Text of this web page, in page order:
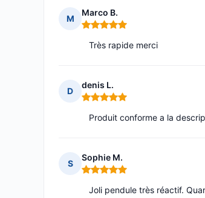
M
Marco B.
Note : 5 sur 5
Très rapide merci
D
denis L.
Note : 5 sur 5
Produit conforme a la
S
Sophie M.
Note : 5 sur 5
Joli pendule très réactif.